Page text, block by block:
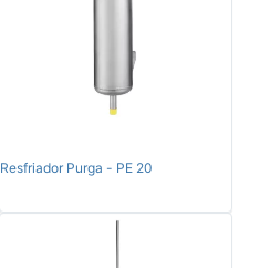
Resfriador Purga - PE 20